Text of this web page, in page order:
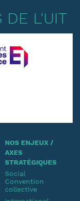
DE L'UIT
NOS ENJEUX /
AXES
STRATÉGIQUES
Social
Convention
collective